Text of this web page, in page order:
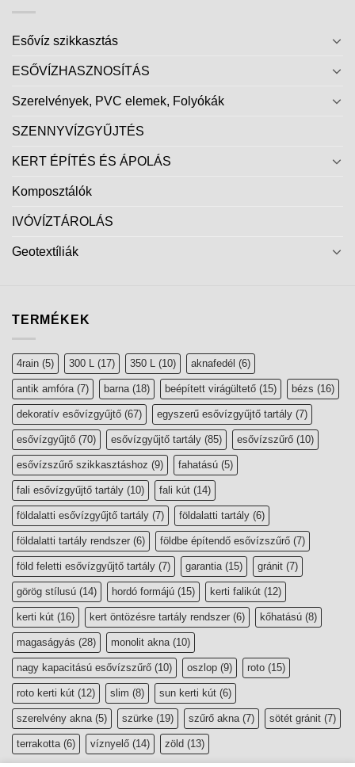
Esővíz szikkasztás
ESŐVÍZHASZNOSÍTÁS
Szerelvények, PVC elemek, Folyókák
SZENNYVÍZGYŰJTÉS
KERT ÉPÍTÉS ÉS ÁPOLÁS
Komposztálók
IVÓVÍZTÁROLÁS
Geotextíliák
TERMÉKEK
4rain (5) 300 L (17) 350 L (10) aknafedél (6)
antik amfóra(7) barna(18) beépített virágültető (15) bézs (16)
dekoratív esővízgyűjtő (67) egyszerű esővízgyűjtő tartály (7)
esővízgyűjtő (70) esővízgyűjtő tartály (85) esővízszűrő (10)
esővízszűrő szikkasztáshoz (9) fahatású (5)
fali esővízgyűjtő tartály (10) fali kút (14)
földalatti esővízgyűjtő tartály (7) földalatti tartály (6)
földalatti tartály rendszer (6) földbe építendő esővízszűrő (7)
föld feletti esővízgyűjtő tartály (7) garantia(15) gránit (7)
görög stílusú (14) hordó formájú (15) kerti falikút (12)
kerti kút (16) kert öntözésre tartály rendszer (6) kőhatású (8)
magaságyás (28) monolit akna(10)
nagy kapacitású esővízszűrő (10) oszlop (9) roto (15)
roto kerti kút (12) slim (8) sun kerti kút (6)
szerelvény akna(5) szürke (19) szűrő akna(7) sötét gránit (7)
terrakotta(6) víznyelő (14) zöld (13)